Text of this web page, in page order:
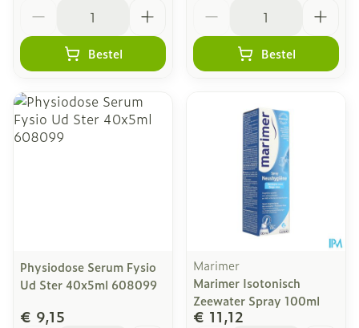
Bestel Bestel
Physiodose Serum Fysio
Ud Ster 40x5ml 608099
€ 9,15
Marimer
Marimer Isotonisch
Zeewater Spray 100ml
€ 11,12